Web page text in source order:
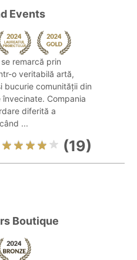
Events
remarcă prin
o veritabilă artă,
bucurie comunității din
Compania
diferită a
...
(19)
Boutique